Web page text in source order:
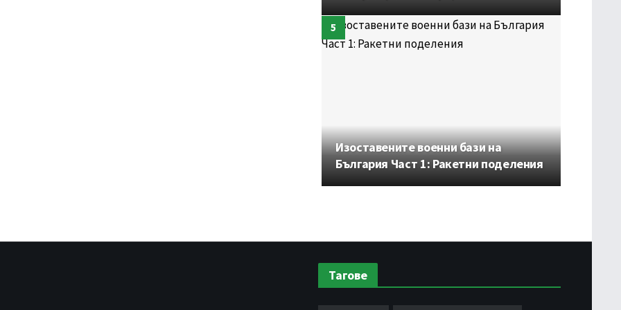
Изоставените военни бази на
България Част 1: Ракетни поделения
Тагове